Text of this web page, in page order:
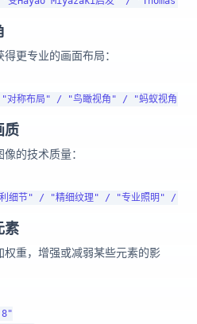
更专业的画面布局：
质
的技术质量：
素
重，增强或减弱某些元素的影